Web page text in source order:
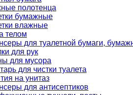
полотенца
бумажные
влажные
телом
для туалетной бумаги,
для рук
для мусора
для чистки туалета
на унитаз
для антисептиков